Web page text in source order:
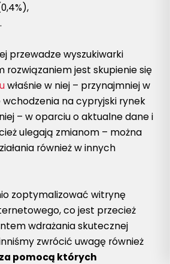
przewadze wyszukiwarki
rozwiązaniem jest skupienie się
właśnie w niej – przynajmniej w
na cypryjski rynek
– w oparciu o aktualne dane i
ulegają zmianom – można
również w innych
zoptymalizować witrynę
co jest przecież
wdrażania skutecznej
zwrócić uwagę również
pomocą których